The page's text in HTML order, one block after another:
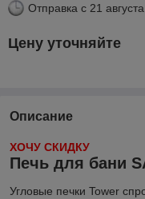
Отправка с 21
Цену уточняйте
Описание
ХОЧУ СКИДКУ
Печь для бани
Угловые печки Tower